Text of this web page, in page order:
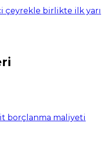
birlikte ilk yarı
borçlanma maliyeti